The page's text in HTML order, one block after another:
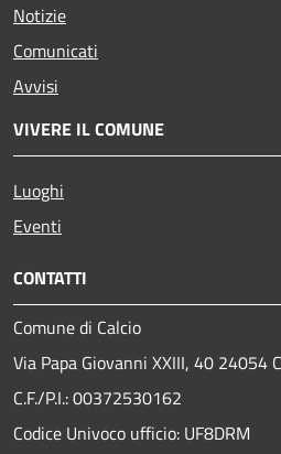
Notizie
Comunicati
Avvisi
VIVERE IL COMUNE
Luoghi
Eventi
CONTATTI
Comune di Calcio
Via Papa Giovanni XXIII, 40 24054
C.F./P.I.: 00372530162
Codice Univoco ufficio: UF8DRM